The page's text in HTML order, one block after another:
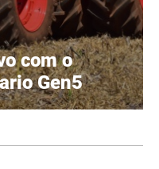
com o
Gen5